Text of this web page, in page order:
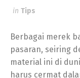
in Tips
Berbagai merek
pasaran, seiring
material ini di
harus cermat